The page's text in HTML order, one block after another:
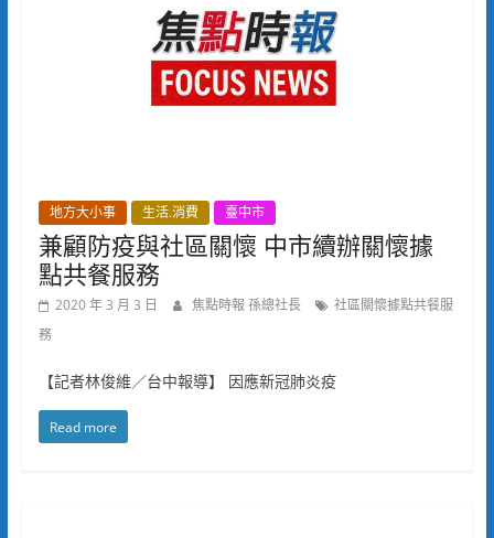
地方大小事 生活.消費 臺中市
兼顧防疫與社區關懷 中市續辦關懷據
點共餐服務
2020 年 3 月 3 日 焦點時報 孫總社長
社區關懷據點共餐服
務
【記者林俊維／台中報導】 因應新冠肺炎疫
Read more